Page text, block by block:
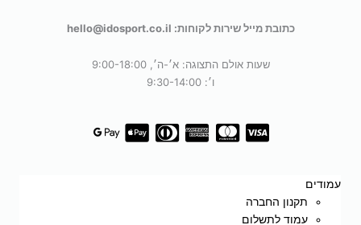
כתובת מייל שירות לקוחות: hello@idosport.co.il
שעות אולם התצוגה: א׳-ה׳, 9:00-18:00
ו׳: 9:30-14:00
עמודים
תקנון החברה
עמוד לתשלום